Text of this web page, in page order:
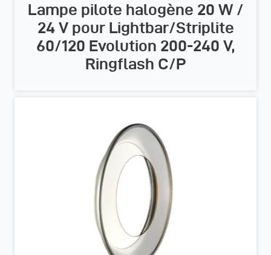
Lampe pilote halogène 20 W /
24 V pour Lightbar/Striplite
60/120 Evolution 200-240 V,
Ringflash C/P